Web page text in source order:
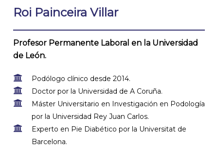
Roi Painceira Villar
Profesor Permanente Laboral en la Universidad
de León.
Podólogo clínico desde 2014.
Doctor por la Universidad de A Coruña.
Máster Universitario en Investigación en Podología
por la Universidad Rey Juan Carlos.
Experto en Pie Diabético por la Universitat de
Barcelona.